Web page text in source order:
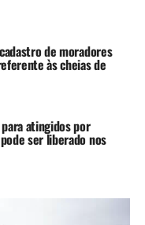
de moradores
às cheias de
para atingidos por
ser liberado nos